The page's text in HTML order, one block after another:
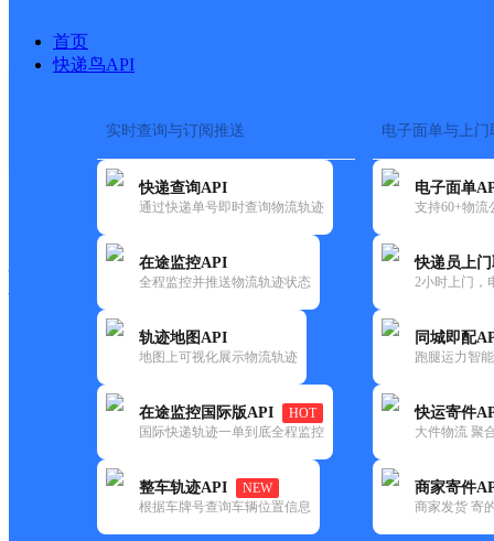
首页
快递鸟API
实时查询与订阅推送
快递查询API
通过快递单号即时查询物流轨迹
在途监控API
全程监控并推送物流轨迹状态
轨迹地图API
地图上可视化展示物流轨迹
在途监控国际版API
HOT
国际快递轨迹一单到底全程监控
整车轨迹API
NEW
根据车牌号查询车辆位置信息
电子面单与上门
电子面单
支持60+物流
快递员上
2小时上门，
同城即配
跑腿运力智
快运寄件
大件物流 聚
商家寄件
商家发货 寄
快运大全 快递时效
顺丰
哈佛便利店
更新时间：2021-11-26 00:00:00